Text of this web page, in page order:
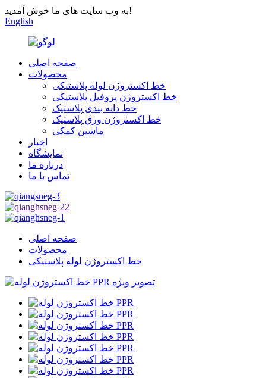
به وب سایت های ما خوش آمدید!
English
صفحه اصلی
محصولات
خط اکستروژن لوله پلاستیکی
خط اکستروژن پروفیل پلاستیکی
خط دانه بندی پلاستیک
خط اکستروژن ورق پلاستیک
ماشین کمکی
اخبار
نمایشگاه
درباره ما
تماس با ما
صفحه اصلی
محصولات
خط اکستروژن لوله پلاستیکی